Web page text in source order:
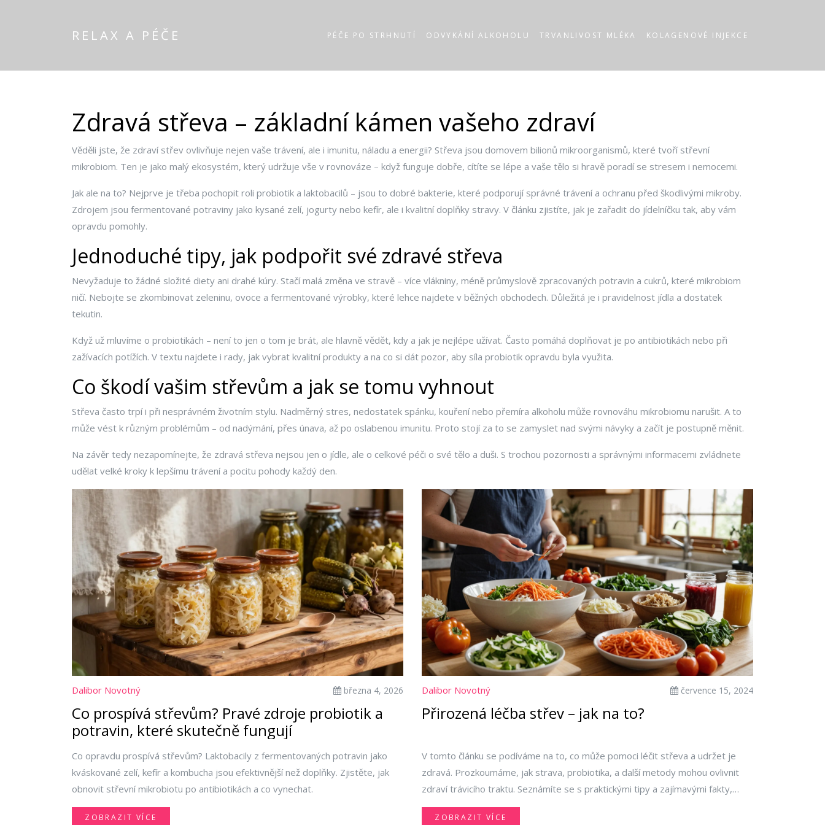
RELAX A PÉČE PÉČE PO STRHNUTÍ ODVYKÁNÍ ALKOHOLU TRVANLIVOST MLÉKA KOLAGENOVÉ INJEKCE
Zdravá střeva – základní kámen vašeho zdraví
Věděli jste, že zdraví střev ovlivňuje nejen vaše trávení, ale i imunitu, náladu a energii? Střeva jsou domovem bilionů mikroorganismů, které tvoří střevní
mikrobiom. Ten je jako malý ekosystém, který udržuje vše v rovnováze – když funguje dobře, cítíte se lépe a vaše tělo si hravě poradí se stresem i nemocemi.
Jak ale na to? Nejprve je třeba pochopit roli probiotik a laktobacilů – jsou to dobré bakterie, které podporují správné trávení a ochranu před škodlivými mikroby.
Zdrojem jsou fermentované potraviny jako kysané zelí, jogurty nebo kefír, ale i kvalitní doplňky stravy. V článku zjistíte, jak je zařadit do jídelníčku tak, aby vám
opravdu pomohly.
Jednoduché tipy, jak podpořit své zdravé střeva
Nevyžaduje to žádné složité diety ani drahé kúry. Stačí malá změna ve stravě – více vlákniny, méně průmyslově zpracovaných potravin a cukrů, které mikrobiom
ničí. Nebojte se zkombinovat zeleninu, ovoce a fermentované výrobky, které lehce najdete v běžných obchodech. Důležitá je i pravidelnost jídla a dostatek
tekutin.
Když už mluvíme o probiotikách – není to jen o tom je brát, ale hlavně vědět, kdy a jak je nejlépe užívat. Často pomáhá doplňovat je po antibiotikách nebo při
zažívacích potížích. V textu najdete i rady, jak vybrat kvalitní produkty a na co si dát pozor, aby síla probiotik opravdu byla využita.
Co škodí vašim střevům a jak se tomu vyhnout
Střeva často trpí i při nesprávném životním stylu. Nadměrný stres, nedostatek spánku, kouření nebo přemíra alkoholu může rovnováhu mikrobiomu narušit. A to
může vést k různým problémům – od nadýmání, přes únava, až po oslabenou imunitu. Proto stojí za to se zamyslet nad svými návyky a začít je postupně měnit.
Na závěr tedy nezapomínejte, že zdravá střeva nejsou jen o jídle, ale o celkové péči o své tělo a duši. S trochou pozornosti a správnými informacemi zvládnete
udělat velké kroky k lepšímu trávení a pocitu pohody každý den.
Dalibor Novotný března 4, 2026
Co prospívá střevům? Pravé zdroje probiotik a
potravin, které skutečně fungují
Co opravdu prospívá střevům? Laktobacily z fermentovaných potravin jako
kváskované zelí, kefír a kombucha jsou efektivnější než doplňky. Zjistěte, jak
obnovit střevní mikrobiotu po antibiotikách a co vynechat.
ZOBRAZIT VÍCE
Dalibor Novotný července 15, 2024
Přirozená léčba střev – jak na to?
V tomto článku se podíváme na to, co může pomoci léčit střeva a udržet je
zdravá. Prozkoumáme, jak strava, probiotika, a další metody mohou ovlivnit
zdraví trávicího traktu. Seznámíte se s praktickými tipy a zajímavými fakty,
které vám mohou pomoci dosáhnout lepšího zdraví střev.
ZOBRAZIT VÍCE